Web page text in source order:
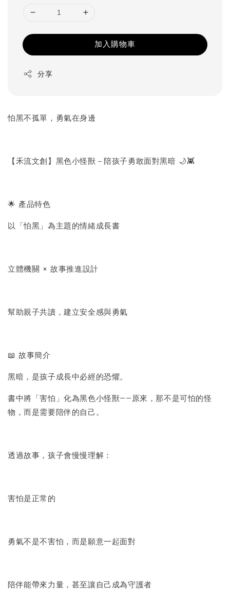
加入購物車
分享
怕黑不孤單，勇氣在身邊
【禾流文創】黑色小怪獸－陪孩子勇敢面對黑暗 🌙👾
🌟 產品特色
以「怕黑」為主題的情緒成長書
立體機關 × 故事推進設計
幫助親子共讀，建立安全感與勇氣
📖 故事簡介
黑暗，是孩子成長中必經的恐懼。
書中將「害怕」化為黑色小怪獸——原來，那不是可怕的怪
物，而是需要陪伴的自己。
透過故事，孩子會慢慢理解：
害怕是正常的
勇氣不是不害怕，而是願意一起面對
陪伴能帶來力量，甚至讓自己成為守護者